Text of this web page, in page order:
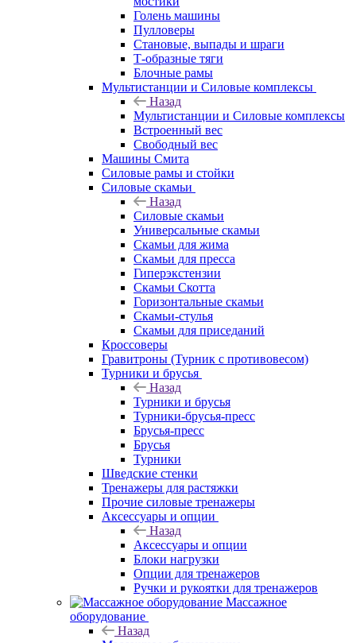
Голень машины
Пулловеры
Становые, выпады и шраги
Т-образные тяги
Блочные рамы
Мультистанции и Силовые комплексы
Назад
Мультистанции и Силовые комплексы
Встроенный вес
Свободный вес
Машины Смита
Силовые рамы и стойки
Силовые скамьи
Назад
Силовые скамьи
Универсальные скамьи
Скамьи для жима
Скамьи для пресса
Гиперэкстензии
Скамьи Скотта
Горизонтальные скамьи
Скамьи-стулья
Скамьи для приседаний
Кроссоверы
Гравитроны (Турник с противовесом)
Турники и брусья
Назад
Турники и брусья
Турники-брусья-пресс
Брусья-пресс
Брусья
Турники
Шведские стенки
Тренажеры для растяжки
Прочие силовые тренажеры
Аксессуары и опции
Назад
Аксессуары и опции
Блоки нагрузки
Опции для тренажеров
Ручки и рукоятки для тренажеров
Массажное
оборудование
Назад